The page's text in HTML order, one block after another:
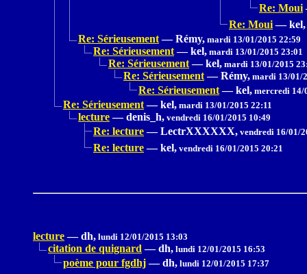
Re: Moui
Re: Moui — kel,
Re: Sérieusement — Rémy, mardi 13/01/2015 22:59
Re: Sérieusement — kel, mardi 13/01/2015 23:01
Re: Sérieusement — kel, mardi 13/01/2015
Re: Sérieusement — Rémy, mardi 13/01/
Re: Sérieusement — kel, mercredi 14/
Re: Sérieusement — kel, mardi 13/01/2015 22:11
lecture — denis_h, vendredi 16/01/2015 10:49
Re: lecture — LectrXXXXXX, vendredi 16/01/
Re: lecture — kel, vendredi 16/01/2015 20:21
lecture — dh, lundi 12/01/2015 13:03
citation de quignard — dh, lundi 12/01/2015 16:53
poème pour fgdhj — dh, lundi 12/01/2015 17:37